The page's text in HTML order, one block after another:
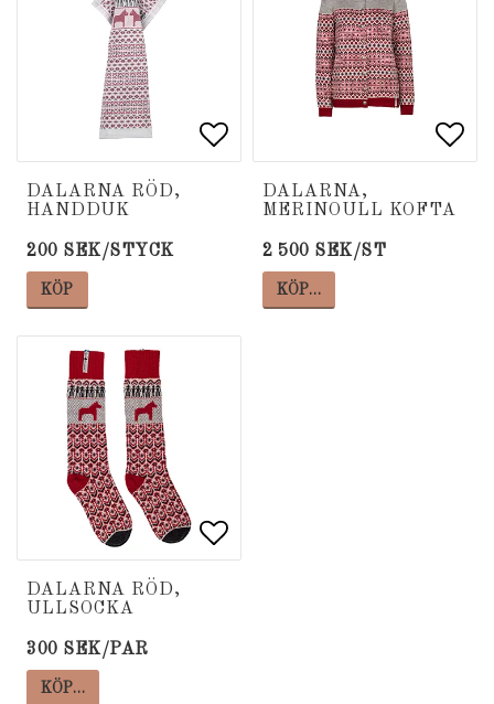
Lägg till i
Lägg till i
DALARNA RÖD,
HANDDUK
200 SEK/STYCK
KÖP
DALARNA,
MERINOULL KOFTA
2 500 SEK/ST
KÖP…
DALARNA RÖD,
ULLSOCKA
300 SEK/PAR
KÖP…